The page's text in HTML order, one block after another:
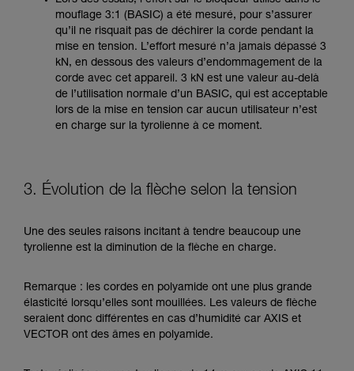
mouflage 3:1 (BASIC) a été mesuré, pour s’assurer
qu’il ne risquait pas de déchirer la corde pendant la
mise en tension. L’effort mesuré n’a jamais dépassé 3
kN, en dessous des valeurs d’endommagement de la
corde avec cet appareil. 3 kN est une valeur au-delà
de l’utilisation normale d’un BASIC, qui est acceptable
lors de la mise en tension car aucun utilisateur n’est
en charge sur la tyrolienne à ce moment.
3. Évolution de la flèche selon la tension
Une des seules raisons incitant à tendre beaucoup une
tyrolienne est la diminution de la flèche en charge.
Remarque : les cordes en polyamide ont une plus grande
élasticité lorsqu’elles sont mouillées. Les valeurs de flèche
seraient donc différentes en cas d’humidité car AXIS et
VECTOR ont des âmes en polyamide.